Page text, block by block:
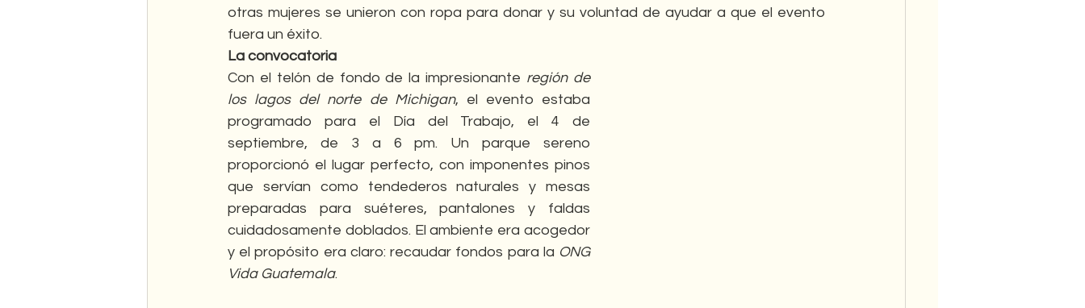
otras mujeres se unieron con ropa para donar y su voluntad de ayudar a que el evento
fuera un éxito.
La convocatoria
Con el telón de fondo de la impresionante región de
los lagos del norte de Michigan, el evento estaba
programado para el Día del Trabajo, el 4 de
septiembre, de 3 a 6 pm. Un parque sereno
proporcionó el lugar perfecto, con imponentes pinos
que servían como tendederos naturales y mesas
preparadas para suéteres, pantalones y faldas
cuidadosamente doblados. El ambiente era acogedor
y el propósito era claro: recaudar fondos para la ONG
Vida Guatemala.